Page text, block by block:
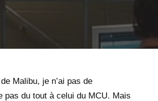
Malibu, je n’ai pas de
pas du tout à celui du MCU. Mais